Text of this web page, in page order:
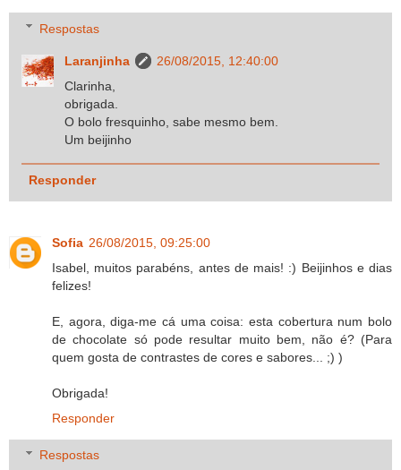
Respostas
Laranjinha
26/08/2015, 12:40:00
Clarinha,
obrigada.
O bolo fresquinho, sabe mesmo bem.
Um beijinho
Responder
Sofia 26/08/2015, 09:25:00
Isabel, muitos parabéns, antes de mais! :) Beijinhos e dias
felizes!
E, agora, diga-me cá uma coisa: esta cobertura num bolo
de chocolate só pode resultar muito bem, não é? (Para
quem gosta de contrastes de cores e sabores... ;) )
Obrigada!
Responder
Respostas